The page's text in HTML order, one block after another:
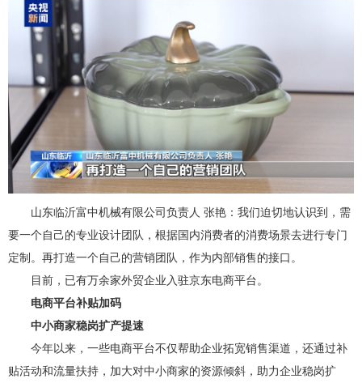
山东临沂富中机械有限公司负责人 张艳：我们迫切地认识到，需
要一个自己的专业设计团队，根据国内消费者的消费场景去进行专门
定制。再打造一个自己的营销团队，作为内部销售的接口。
目前，已有万余家外贸企业入驻京东电商平台。
电商平台补贴加码
中小商家稳岗扩产提速
今年以来，一些电商平台不仅帮助企业拓宽销售渠道，还通过补
贴活动和流量扶持，加大对中小商家的资源倾斜，助力企业稳岗扩